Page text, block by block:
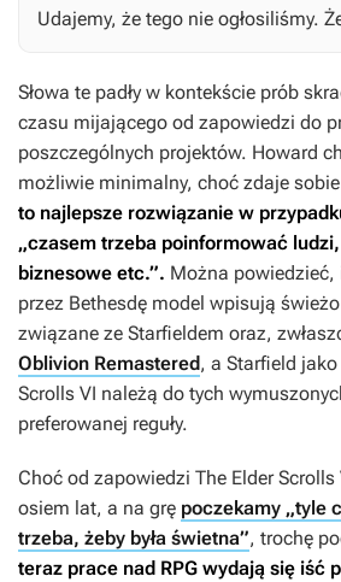
Udajemy, że tego nie ogłosiliśmy.
Słowa te padły w kontekście prób
czasu mijającego od zapowiedzi do
poszczególnych projektów. Howard
możliwie minimalny, choć zdaje
to najlepsze rozwiązanie w
„czasem trzeba poinformować
biznesowe etc.”. Można powiedzieć,
przez Bethesdę model wpisują
związane ze Starfieldem oraz,
Oblivion Remastered, a Starfield
Scrolls VI należą do tych
preferowanej reguły.
Choć od zapowiedzi The Elder Scrolls
osiem lat, a na grę poczekamy „tyle
trzeba, żeby była świetna”, trochę
teraz prace nad RPG wydają się iść